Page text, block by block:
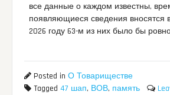
все данные о каждом известны,
появляющиеся сведения вносятся
2026 году 63-м из них было бы
Posted inО Товариществе
Tagged47 шап, ВОВ, память